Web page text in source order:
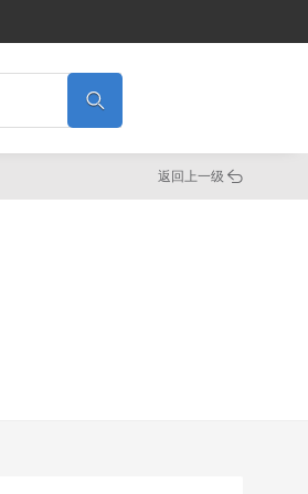

返回上一级 